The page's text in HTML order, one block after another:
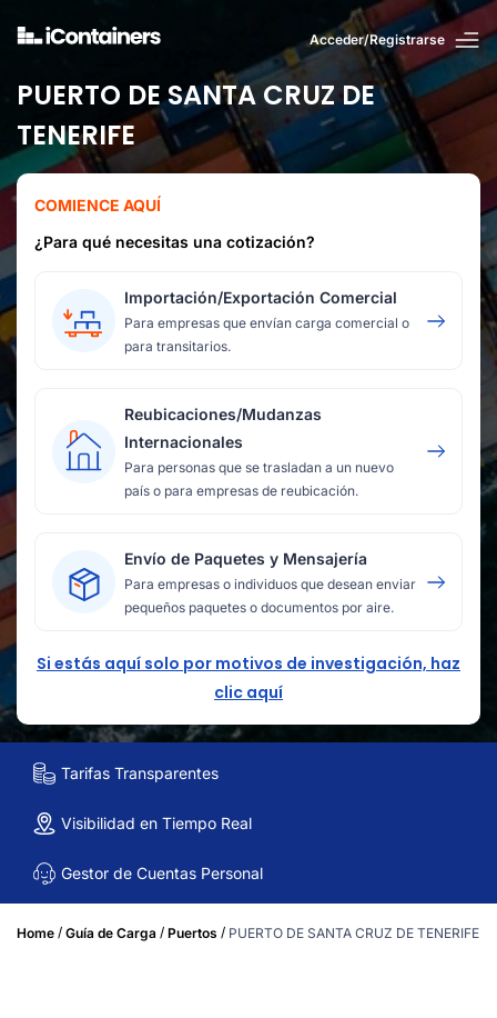
Acceder/Registrarse
PUERTO DE SANTA CRUZ DE
TENERIFE
COMIENCE AQUÍ
¿Para qué necesitas una cotización?
Importación/Exportación Comercial
Para empresas que envían carga comercial o
para transitarios.
Reubicaciones/Mudanzas
Internacionales
Para personas que se trasladan a un nuevo
país o para empresas de reubicación.
Envío de Paquetes y Mensajería
Para empresas o individuos que desean enviar
pequeños paquetes o documentos por aire.
Si estás aquí solo por motivos de investigación, haz
clic aquí
Tarifas Transparentes
Visibilidad en Tiempo Real
Gestor de Cuentas Personal
Home / Guía de Carga / Puertos / PUERTO DE SANTA CRUZ DE TENERIFE